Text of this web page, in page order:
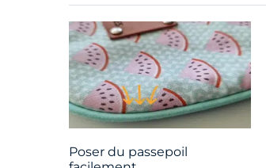
Poser du passepoil